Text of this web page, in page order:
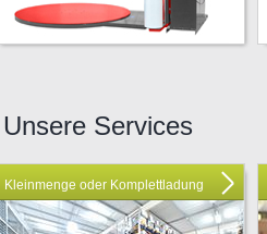
Unsere Services
Kleinmenge oder Komplettladung